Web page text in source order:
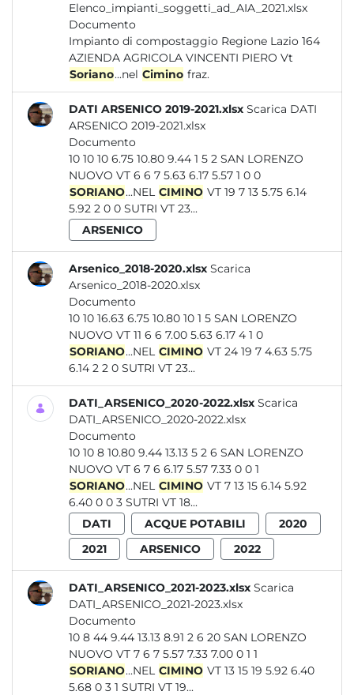
Elenco_impianti_soggetti_ad_AIA_2021.xlsx
Documento
Impianto di compostaggio Regione Lazio 164
AZIENDA AGRICOLA VINCENTI PIERO Vt
Soriano...nel Cimino fraz.
DATI ARSENICO 2019-2021.xlsx Scarica DATI
ARSENICO 2019-2021.xlsx
Documento
10 10 10 6.75 10.80 9.44 1 5 2 SAN LORENZO
NUOVO VT 6 6 7 5.63 6.17 5.57 1 0 0
SORIANO...NEL CIMINO VT 19 7 13 5.75 6.14
5.92 2 0 0 SUTRI VT 23...
ARSENICO
Arsenico_2018-2020.xlsx Scarica
Arsenico_2018-2020.xlsx
Documento
10 10 16.63 6.75 10.80 10 1 5 SAN LORENZO
NUOVO VT 11 6 6 7.00 5.63 6.17 4 1 0
SORIANO...NEL CIMINO VT 24 19 7 4.63 5.75
6.14 2 2 0 SUTRI VT 23...
DATI_ARSENICO_2020-2022.xlsx Scarica
DATI_ARSENICO_2020-2022.xlsx
Documento
10 10 8 10.80 9.44 13.13 5 2 6 SAN LORENZO
NUOVO VT 6 7 6 6.17 5.57 7.33 0 0 1
SORIANO...NEL CIMINO VT 7 13 15 6.14 5.92
6.40 0 0 3 SUTRI VT 18...
DATI
ACQUE POTABILI
2020
2021
ARSENICO 2022
DATI_ARSENICO_2021-2023.xlsx Scarica
DATI_ARSENICO_2021-2023.xlsx
Documento
10 8 44 9.44 13.13 8.91 2 6 20 SAN LORENZO
NUOVO VT 7 6 7 5.57 7.33 7.00 0 1 1
SORIANO...NEL CIMINO VT 13 15 19 5.92 6.40
5.68 0 3 1 SUTRI VT 19...